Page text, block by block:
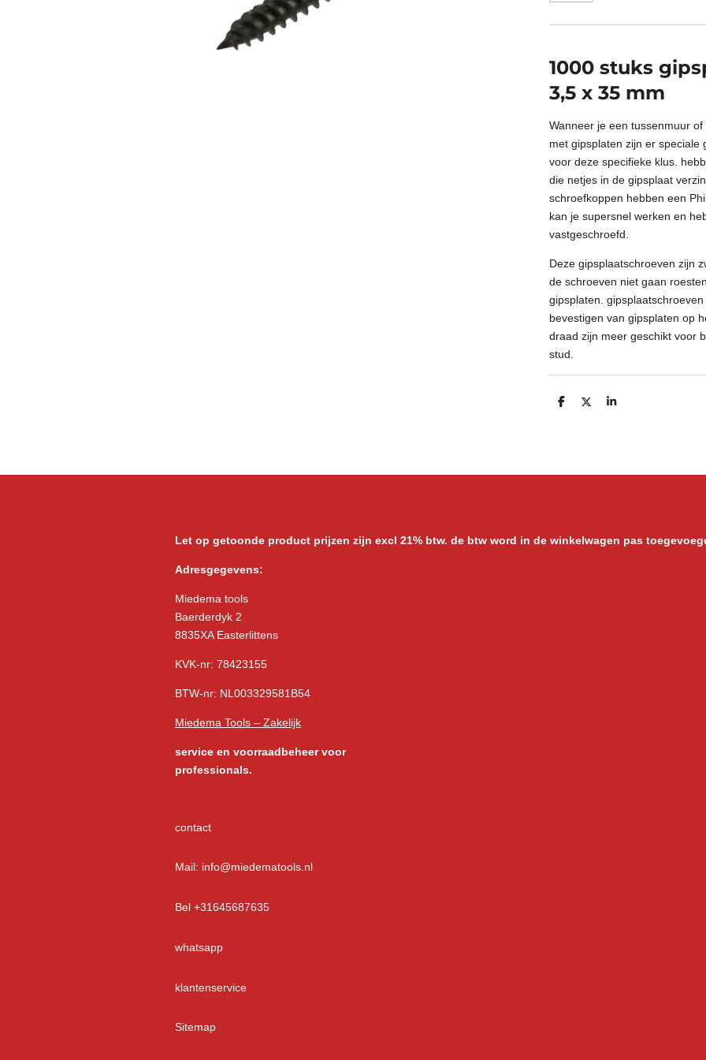
1000 stuks
3,5 x 35 mm
Wanneer je een tussenmuur
met gipsplaten zijn er speciale
voor deze specifieke klus.
die netjes in de gipsplaat
schroefkoppen hebben een
kan je supersnel werken en
vastgeschroefd.
Deze gipsplaatschroeven zijn
de schroeven niet gaan
gipsplaten.
bevestigen van gipsplaten op
draad zijn meer geschikt voor
stud.
D
D
S
Let op getoonde product prijzen zijn excl 21% btw. de btw word in de winkelwagen pas
Adresgegevens:
Miedema tools
Baerderdyk 2
8835XA Easterlittens
KVK-nr: 78423155
BTW-nr: NL003329581B54
Miedema Tools – Zakelijk
service en voorraadbeheer voor
professionals.
contact
Mail: info@miedematools.nl
Bel +31645687635
whatsapp
klantenservice
Sitemap